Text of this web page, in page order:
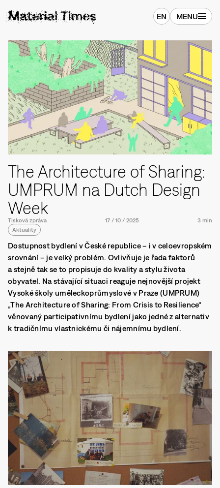
EN MENU
The Architecture of Sharing:
UMPRUM na Dutch Design
Week
Tisková zpráva 17 / 10 / 2025
3 min
Aktuality
Dostupnost bydlení v České republice – i v celoevropském
srovnání – je velký problém. Ovlivňuje je řada faktorů
a stejně tak se to propisuje do kvality a stylu života
obyvatel. Na stávající situaci reaguje nejnovější projekt
Vysoké školy uměleckoprůmyslové v Praze (UMPRUM)
„The Architecture of Sharing: From Crisis to Resilience“
věnovaný participativnímu bydlení jako jedné z alternativ
k tradičnímu vlastnickému či nájemnímu bydlení.